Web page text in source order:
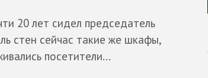
20 лет сидел председатель
стен сейчас такие же шкафы,
посетители...